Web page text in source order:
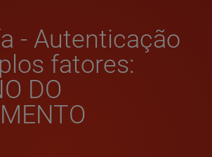
- Autenticação
fatores:
DO